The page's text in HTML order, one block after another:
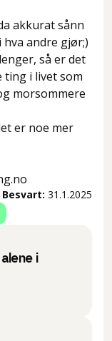
akkurat sånn
andre gjør;)
så er det
ting i livet som
morsommere
er noe mer
Besvart: 31.1.2025
i